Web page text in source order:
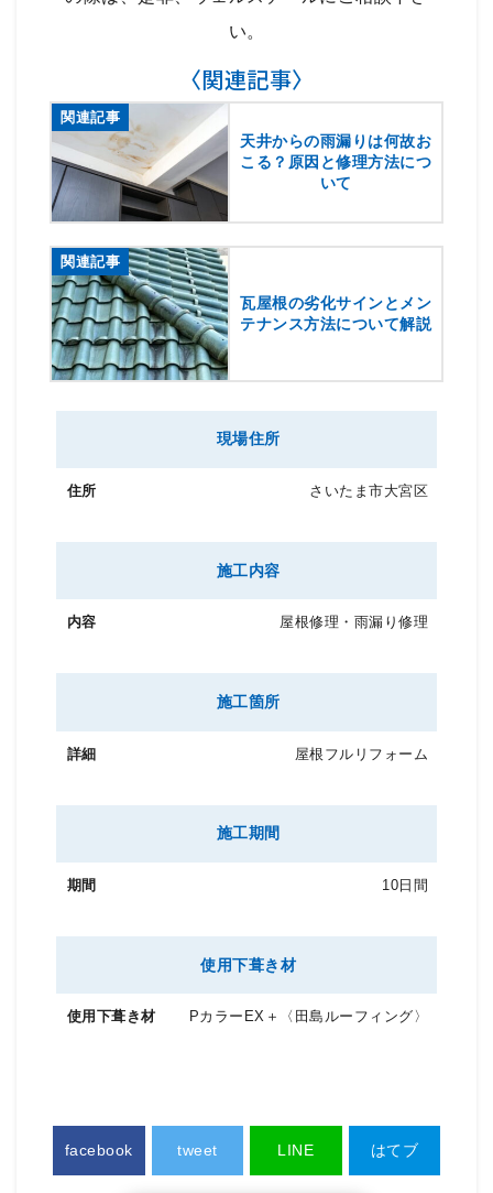
い。
〈関連記事〉
関連記事
天井からの雨漏りは何故お
こる？原因と修理方法につ
いて
関連記事
瓦屋根の劣化サインとメン
テナンス方法について解説
現場住所
さいたま市大宮区
施工内容
屋根修理・雨漏り修理
施工箇所
屋根フルリフォーム
施工期間
10日間
使用下葺き材
PカラーEX＋〈田島ルーフィング〉
facebook tweet LINE はてブ